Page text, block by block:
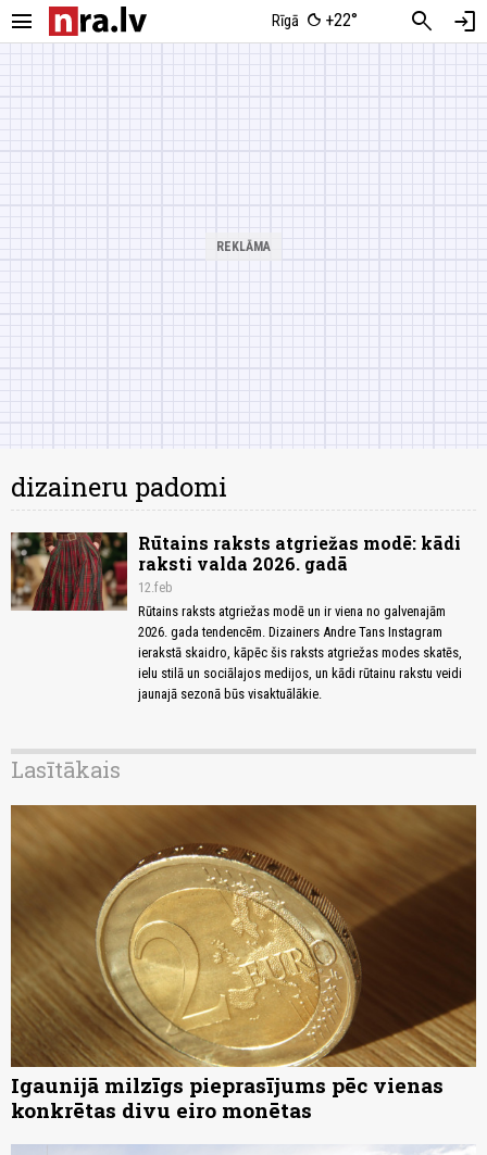
menu Rīgā +22° search login
dizaineru padomi
Rūtains raksts atgriežas modē: kādi
raksti valda 2026. gadā
12.feb
Rūtains raksts atgriežas modē un ir viena no galvenajām
2026. gada tendencēm. Dizainers Andre Tans Instagram
ierakstā skaidro, kāpēc šis raksts atgriežas modes skatēs,
ielu stilā un sociālajos medijos, un kādi rūtainu rakstu veidi
jaunajā sezonā būs visaktuālākie.
Lasītākais
Igaunijā milzīgs pieprasījums pēc vienas
konkrētas divu eiro monētas